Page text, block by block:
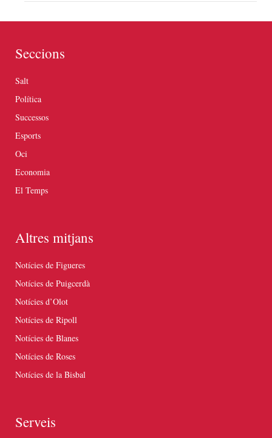
Seccions
Salt
Política
Successos
Esports
Oci
Economia
El Temps
Altres mitjans
Notícies de Figueres
Notícies de Puigcerdà
Notícies d’Olot
Notícies de Ripoll
Notícies de Blanes
Notícies de Roses
Notícies de la Bisbal
Serveis